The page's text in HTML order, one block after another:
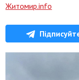
Житомир.info